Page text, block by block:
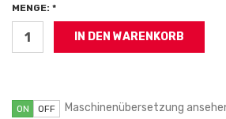
MENGE: *
ON OFF Maschinenübersetzung